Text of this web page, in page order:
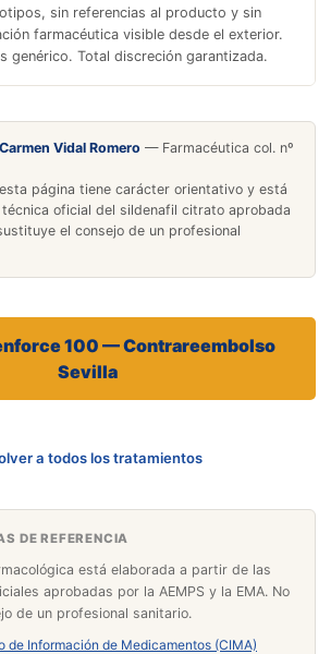
sin referencias al producto y sin
farmacéutica visible desde el exterior.
genérico. Total discreción garantizada.
Vidal Romero — Farmacéutica col. nº
página tiene carácter orientativo y está
oficial del sildenafil citrato aprobada
el consejo de un profesional
100 — Contrareembolso
Sevilla
a todos los tratamientos
DE REFERENCIA
está elaborada a partir de las
aprobadas por la AEMPS y la EMA. No
de un profesional sanitario.
de Información de Medicamentos (CIMA)